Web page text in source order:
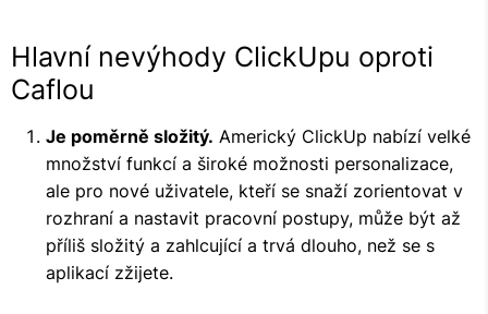
Hlavní nevýhody ClickUpu oproti
Caflou
Je poměrně složitý. Americký ClickUp nabízí velké
množství funkcí a široké možnosti personalizace,
ale pro nové uživatele, kteří se snaží zorientovat v
rozhraní a nastavit pracovní postupy, může být až
příliš složitý a zahlcující a trvá dlouho, než se s
aplikací zžijete.